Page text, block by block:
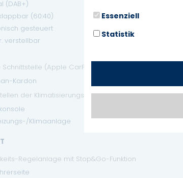
(DAB+)
(60:40)
gesteuert
verstellbar
(Apple CarPlay & Android Auto)
Kardon
der Klimatisierungsanlage (5,3 Zoll)
Klimaanlage
Regelanlage mit Stop&Go-Funktion
Essenziell
Statistik